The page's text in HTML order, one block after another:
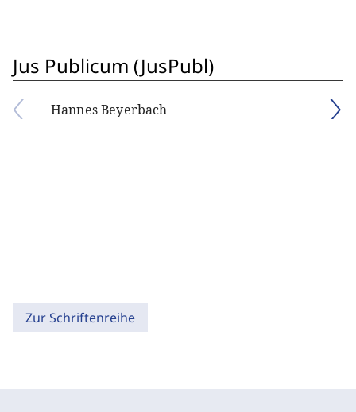
Jus Publicum (JusPubl)
Hannes Beyerbach
Zur Schriftenreihe